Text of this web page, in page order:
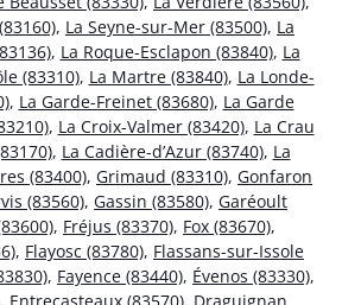
, La Seyne-sur-Mer (83500), La
, La Roque-Esclapon (83840), La
(83310), La Martre (83840), La Londe-
, La Garde-Freinet (83680), La Garde
, La Croix-Valmer (83420), La Crau
, La Cadière-d’Azur (83740), La
(83400), Grimaud (83310), Gonfaron
(83560), Gassin (83580), Garéoult
, Fréjus (83370), Fox (83670),
, Flayosc (83780), Flassans-sur-Issole
, Fayence (83440), Évenos (83330),